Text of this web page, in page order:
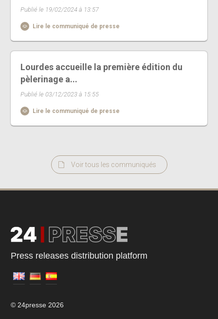
Publié le 19/02/2024 à 13:57
Lire le communiqué de presse
Lourdes accueille la première édition du
pèlerinage a...
Publié le 03/12/2023 à 15:55
Lire le communiqué de presse
Voir tous les communiqués
Press releases distribution platform
© 24presse 2026